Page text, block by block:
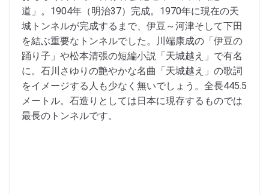
道」。1904年（明治37）完成。1970年に現在の天
城トンネルが完成するまで、伊豆～河津そして下田
を結ぶ重要なトンネルでした。川端康成の「伊豆の
踊り子」や松本清張の短編小説「天城越え」で有名
に。石川さゆりの艶やかな名曲「天城越え」の歌詞
をイメージする人も少なく無いでしょう。全長445.5
メートル。石造りとしては日本に現存するものでは
最長のトンネルです。